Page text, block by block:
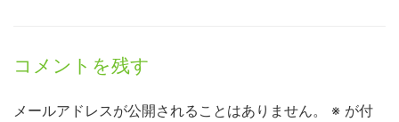
コメントを残す
メールアドレスが公開されることはありません。 ※ が付